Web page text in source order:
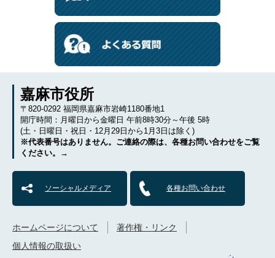
嘉麻市役所
〒820-0292 福岡県嘉麻市岩崎1180番地1
開庁時間：月曜日から金曜日 午前8時30分～午後 5時
(土・日曜日・祝日・12月29日から1月3日は除く)
※代表番号はありません。ご連絡の際は、各種お問い合わせをご覧
ください。→
ソーシャルメディア 各種お問い合わせ
ホームページについて
著作権・リンク
個人情報の取扱い